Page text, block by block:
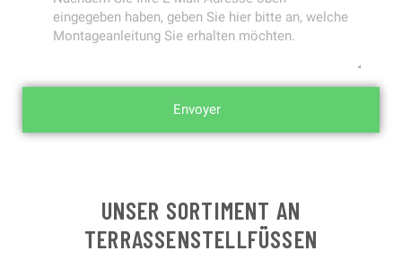
Envoyer
UNSER SORTIMENT AN
TERRASSENSTELLFÜSSEN